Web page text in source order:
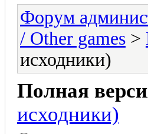
Форум
/ Other games >
исходники)
Полная
исходники)